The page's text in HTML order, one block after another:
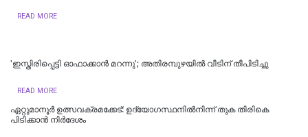
READ MORE
'ഇസ്തിരിപ്പെട്ടി ഓഫാക്കാൻ മറന്നു'; അതിരമ്പുഴയിൽ വീടിന് തീപിടിച്ചു
READ MORE
ഏറ്റുമാനൂർ ഉത്സവക്രമക്കേട്: ഉദ്യോഗസ്ഥനിൽനിന്ന് തുക തിരികെ
പിടിക്കാൻ നിർദേശം